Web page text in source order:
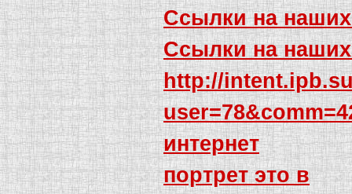
Ссылки на
Ссылки на
http://
интернет
портрет это в